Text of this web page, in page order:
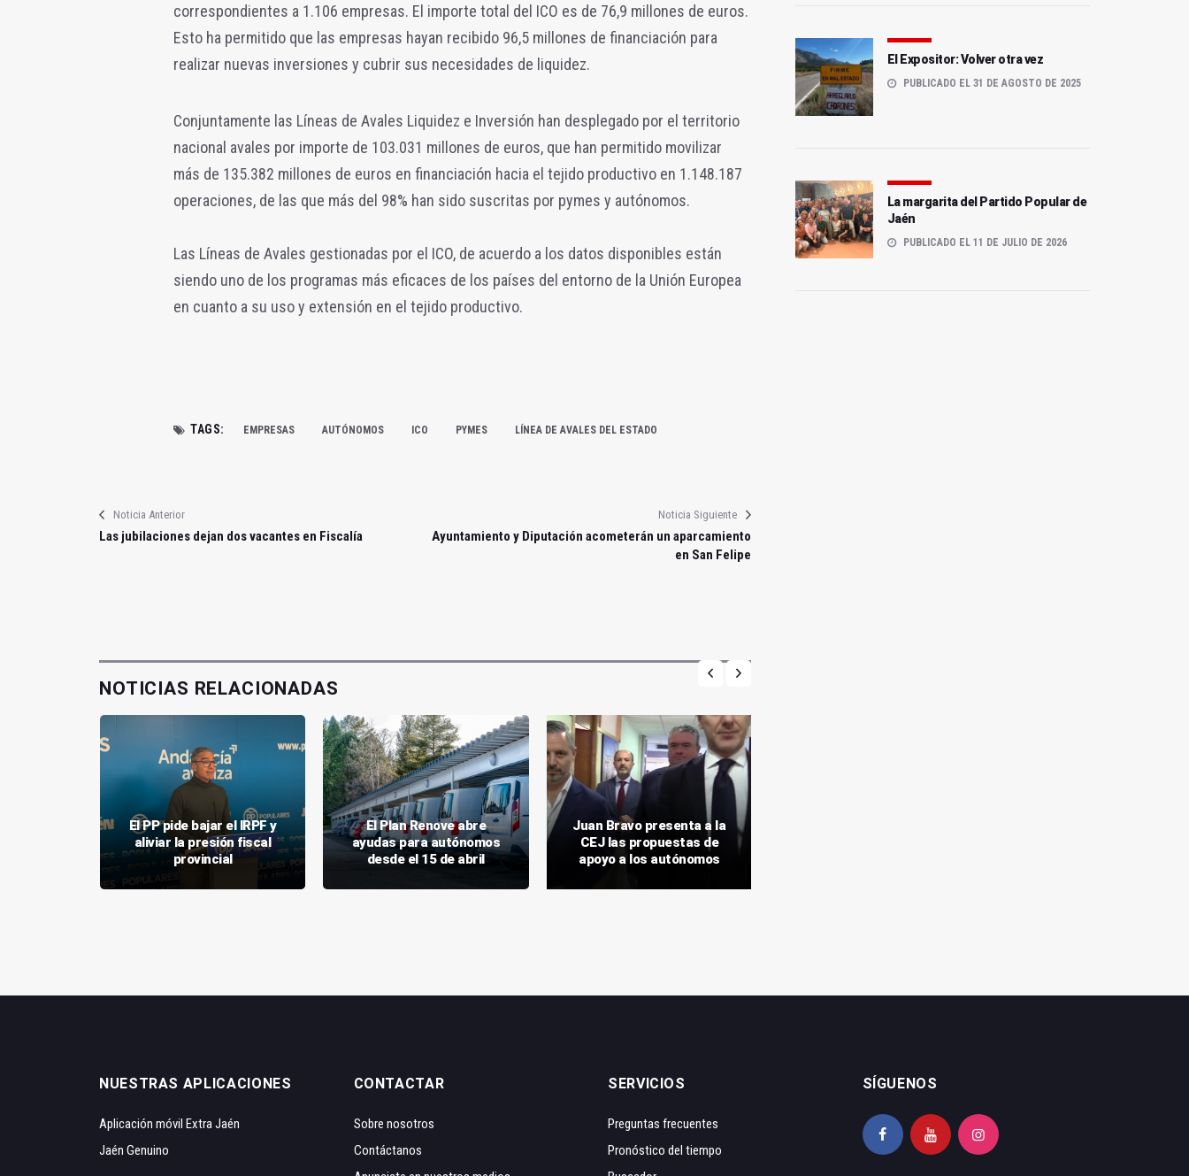
correspondientes a 1.106 empresas. El importe total del ICO es de 76,9 millones de euros.
Esto ha permitido que las empresas hayan recibido 96,5 millones de financiación para
realizar nuevas inversiones y cubrir sus necesidades de liquidez.
Conjuntamente las Líneas de Avales Liquidez e Inversión han desplegado por el territorio
nacional avales por importe de 103.031 millones de euros, que han permitido movilizar
más de 135.382 millones de euros en financiación hacia el tejido productivo en 1.148.187
operaciones, de las que más del 98% han sido suscritas por pymes y autónomos.
Las Líneas de Avales gestionadas por el ICO, de acuerdo a los datos disponibles están
siendo uno de los programas más eficaces de los países del entorno de la Unión Europea
en cuanto a su uso y extensión en el tejido productivo.
TAGS: EMPRESAS AUTÓNOMOS ICO PYMES LÍNEA DE AVALES DEL ESTADO
Noticia Anterior
Las jubilaciones dejan dos vacantes en Fiscalía
Noticia Siguiente
Ayuntamiento y Diputación acometerán un aparcamiento
en San Felipe
NOTICIAS RELACIONADAS
El PP pide bajar el IRPF y
aliviar la presión fiscal
provincial
El Plan Renove abre
ayudas para autónomos
desde el 15 de abril
Juan Bravo presenta a la
CEJ las propuestas de
apoyo a los autónomos
El Expositor: Volver otra vez
PUBLICADO EL 31 DE AGOSTO DE 2025
La margarita del Partido Popular de
Jaén
PUBLICADO EL 11 DE JULIO DE 2026
NUESTRAS APLICACIONES
Aplicación móvil Extra Jaén
Jaén Genuino
CONTACTAR
Sobre nosotros
Contáctanos
SERVICIOS
Preguntas frecuentes
Pronóstico del tiempo
SÍGUENOS